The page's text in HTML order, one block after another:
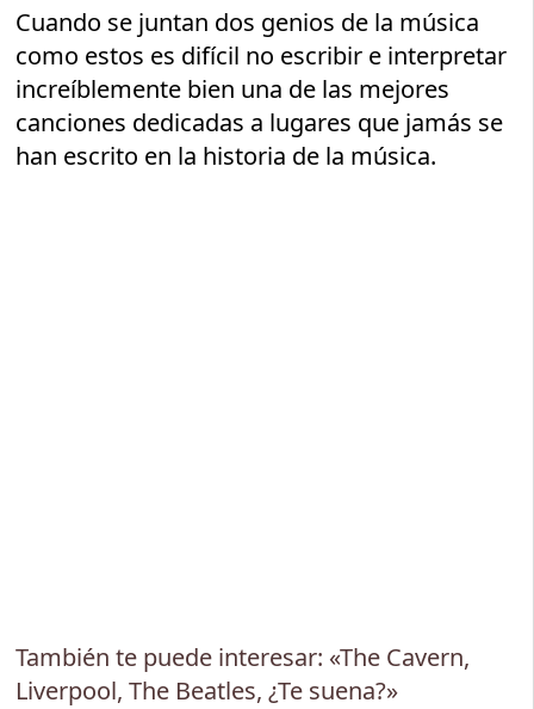
Cuando se juntan dos genios de la música
como estos es difícil no escribir e interpretar
increíblemente bien una de las mejores
canciones dedicadas a lugares que jamás se
han escrito en la historia de la música.
También te puede interesar: «The Cavern,
Liverpool, The Beatles, ¿Te suena?»